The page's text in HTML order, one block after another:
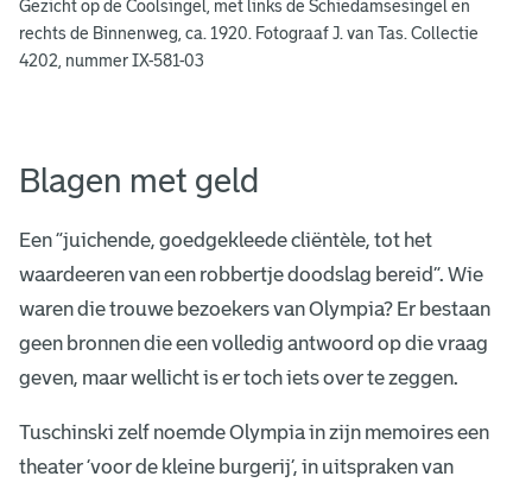
Gezicht op de Coolsingel, met links de Schiedamsesingel en
rechts de Binnenweg, ca. 1920. Fotograaf J. van Tas. Collectie
4202, nummer IX-581-03
Blagen met geld
Een “juichende, goedgekleede cliëntèle, tot het
waardeeren van een robbertje doodslag bereid”. Wie
waren die trouwe bezoekers van Olympia? Er bestaan
geen bronnen die een volledig antwoord op die vraag
geven, maar wellicht is er toch iets over te zeggen.
Tuschinski zelf noemde Olympia in zijn memoires een
theater ‘voor de kleine burgerij’, in uitspraken van